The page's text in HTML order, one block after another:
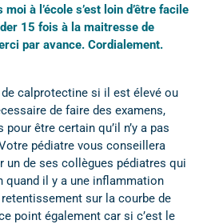
à l’école s’est loin d’être facile
15 fois à la maitresse de
par avance. Cordialement.
calprotectine si il est élevé ou
de faire des examens,
être certain qu’il n’y a pas
pédiatre vous conseillera
un de ses collègues pédiatres qui
quand il y a une inflammation
sur la courbe de
point également car si c’est le